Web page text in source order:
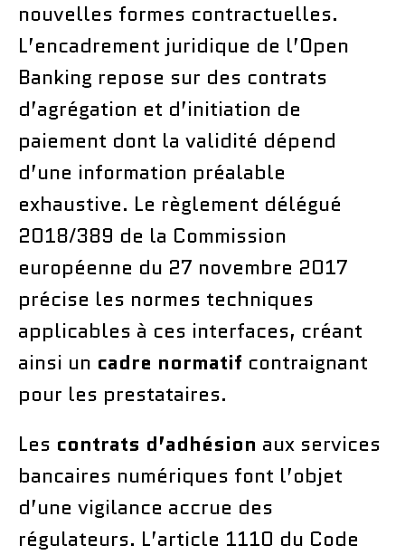
nouvelles formes contractuelles.
L’encadrement juridique de l’Open
Banking repose sur des contrats
d’agrégation et d’initiation de
paiement dont la validité dépend
d’une information préalable
exhaustive. Le règlement délégué
2018/389 de la Commission
européenne du 27 novembre 2017
précise les normes techniques
applicables à ces interfaces, créant
ainsi un cadre normatif contraignant
pour les prestataires.
Les contrats d’adhésion aux services
bancaires numériques font l’objet
d’une vigilance accrue des
régulateurs. L’article 1110 du Code